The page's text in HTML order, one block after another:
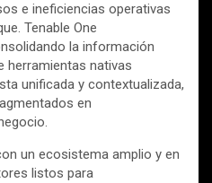
e ineficiencias operativas
Tenable One
la información
herramientas nativas
unificada y contextualizada,
en
un ecosistema amplio y en
listos para